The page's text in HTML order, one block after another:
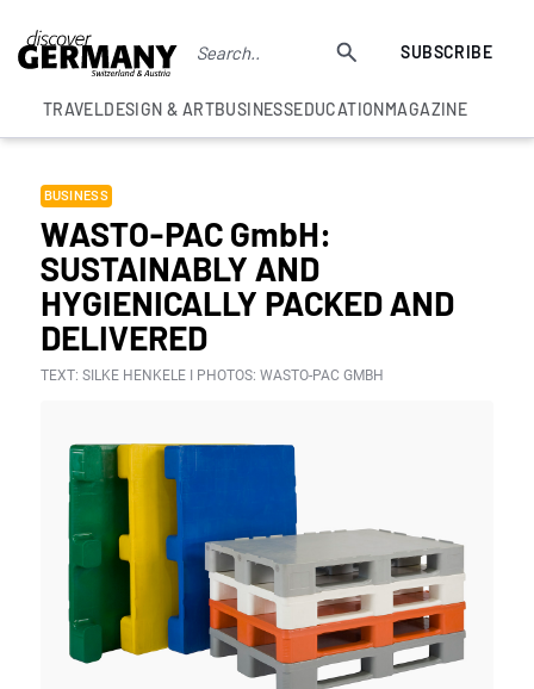
SUBSCRIBE
TRAVELDESIGN & ARTBUSINESSEDUCATIONMAGAZINE
BUSINESS
WASTO-PAC GmbH:
SUSTAINABLY AND
HYGIENICALLY PACKED AND
DELIVERED
TEXT: SILKE HENKELE I PHOTOS: WASTO-PAC GMBH